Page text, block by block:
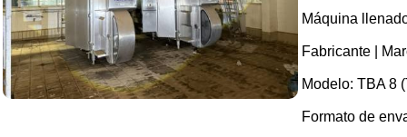
Máquina
Fabricante |
Modelo: TBA 8
Formato de